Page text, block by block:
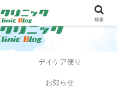
デイケア便り
お知らせ
検索